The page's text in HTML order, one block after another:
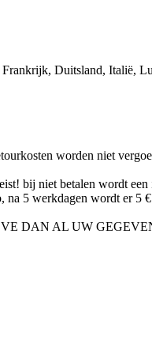
Duitsland, Italië,
worden niet
bij niet betalen wordt
5 werkdagen wordt er 5
DAN AL UW